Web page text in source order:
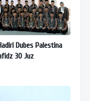
Dubes Palestina
30 Juz